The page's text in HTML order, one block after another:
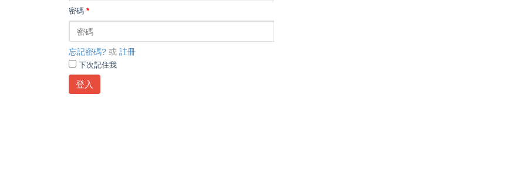
密碼 *
忘記密碼? 或 註冊
下次記住我
登入